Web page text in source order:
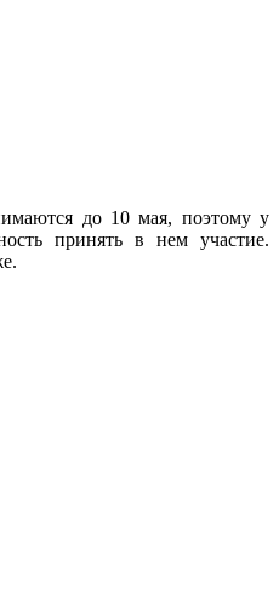
до 10 мая, поэтому у
принять в нем участие.